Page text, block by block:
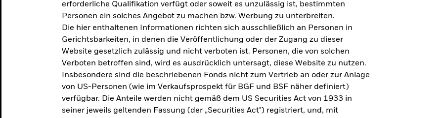
TRENDS & IDEEN
Entdecken Sie unsere
makroökonomischen
Einschätzungen und Anlageideen.
Aktuelle Einschätzungen
UMFRAGE ZUR ALTERSVORSORGE 2025
Realitätscheck Altersvorsorge. Wie
steht es um Ihre Altersvorsorge?
Zu den Ergebnissen
erforderliche Qualifikation verfügt oder soweit es unzulässig ist, bestimmten
Personen ein solches Angebot zu machen bzw. Werbung zu unterbreiten.
Die hier enthaltenen Informationen richten sich ausschließlich an Personen in
Gerichtsbarkeiten, in denen die Veröffentlichung oder der Zugang zu dieser
Website gesetzlich zulässig und nicht verboten ist. Personen, die von solchen
Verboten betroffen sind, wird es ausdrücklich untersagt, diese Website zu nutzen.
Insbesondere sind die beschriebenen Fonds nicht zum Vertrieb an oder zur Anlage
von US-Personen (wie im Verkaufsprospekt für BGF und BSF näher definiert)
verfügbar. Die Anteile werden nicht gemäß dem US Securities Act von 1933 in
seiner jeweils geltenden Fassung (der „Securities Act") registriert, und, mit